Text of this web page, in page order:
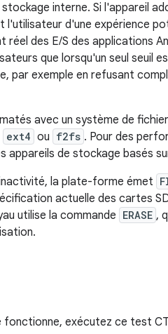
interne. Si l'appareil
d'une expérience
des E/S des applications
que lorsqu'un seul seuil
par exemple en refusant
avec un système de
ext4 ou f2fs . Pour des
appareils de stockage basés
la plate-forme émet
actuelle des cartes
utilise la commande ERASE ,
exécutez ce test